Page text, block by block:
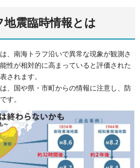
地震臨時情報とは
、南海トラフ沿いで異常な現象が観測さ
性が相対的に高まっていると評価された
されます。
、国や県・市町からの情報に注意し、防
す。